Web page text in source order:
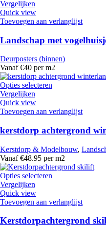
Vergelijken
Quick view
Toevoegen aan verlanglijst
Landschap met
Deurposters (binnen)
Vanaf €40 per m2
Opties selecteren
Vergelijken
Quick view
Toevoegen aan verlanglijst
kerstdorp achtergrond
Kerstdorp & Modelbouw,
Vanaf €48.95 per m2
Opties selecteren
Vergelijken
Quick view
Toevoegen aan verlanglijst
Kerstdorpachtergrond